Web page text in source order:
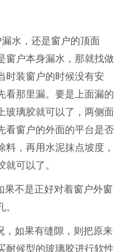
水，还是窗户的顶面
窗户本身漏水，那就找做
时装窗户的时候没有安
看那里漏。要是上面漏的
玻璃胶就可以了，两侧面
看窗户的外面的平台是否
，再用水泥抹点坡度，
可以了。
不是正好对着窗户外窗
如果有缝隙，则把原来
耐候型的玻璃胶进行软性